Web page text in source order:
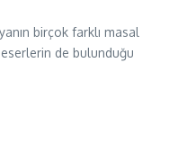
birçok farklı masal
de bulunduğu